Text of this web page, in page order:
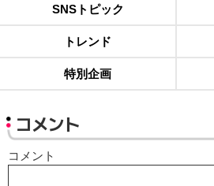
SNSトピック
トレンド
特別企画
コメント
コメント